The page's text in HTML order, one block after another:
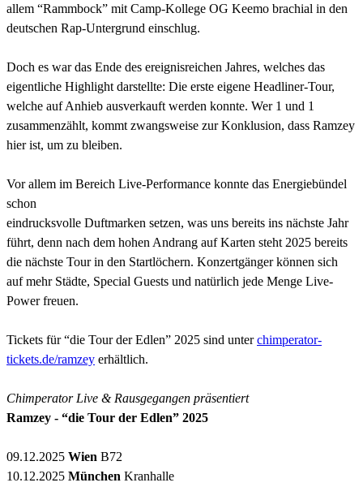
allem “Rammbock” mit Camp-Kollege OG Keemo brachial in den
deutschen Rap-Untergrund einschlug.
Doch es war das Ende des ereignisreichen Jahres, welches das
eigentliche Highlight darstellte: Die erste eigene Headliner-Tour,
welche auf Anhieb ausverkauft werden konnte. Wer 1 und 1
zusammenzählt, kommt zwangsweise zur Konklusion, dass Ramzey
hier ist, um zu bleiben.
Vor allem im Bereich Live-Performance konnte das Energiebündel
schon
eindrucksvolle Duftmarken setzen, was uns bereits ins nächste Jahr
führt, denn nach dem hohen Andrang auf Karten steht 2025 bereits
die nächste Tour in den Startlöchern. Konzertgänger können sich
auf mehr Städte, Special Guests und natürlich jede Menge Live-
Power freuen.
Tickets für “die Tour der Edlen” 2025 sind unterchimperator-
tickets.de/ramzey erhältlich.
Chimperator Live & Rausgegangen präsentiert
Ramzey - “die Tour der Edlen” 2025
09.12.2025 Wien B72
10.12.2025 München Kranhalle